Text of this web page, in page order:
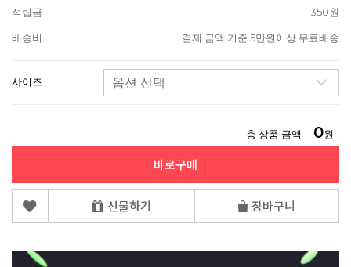
적립금
350원
배송비 결제 금액 기준 5만원이상 무료배송
사이즈
총 상품 금액 0원
바로구매
선물하기 장바구니